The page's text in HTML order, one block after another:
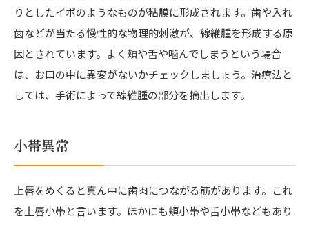
りとしたイボのようなものが粘膜に形成されます。歯や入れ
歯などが当たる慢性的な物理的刺激が、線維腫を形成する原
因とされています。よく頬や舌や噛んでしまうという場合
は、お口の中に異変がないかチェックしましょう。治療法と
しては、手術によって線維腫の部分を摘出します。
小帯異常
上唇をめくると真ん中に歯肉につながる筋があります。これ
を上唇小帯と言います。ほかにも頬小帯や舌小帯などもあり